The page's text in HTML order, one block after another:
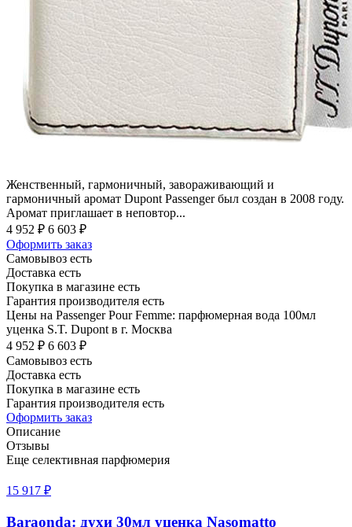
Женственный, гармоничный, завораживающий и
гармоничный аромат Dupont Passenger был создан в 2008 году.
Аромат приглашает в неповтор...
4 952 ₽ 6 603 ₽
Оформить заказ
Самовывоз есть
Доставка есть
Покупка в магазине есть
Гарантия производителя есть
Цены на Passenger Pour Femme: парфюмерная вода 100мл
уценка S.T. Dupont в г. Москва
4 952 ₽ 6 603 ₽
Самовывоз есть
Доставка есть
Покупка в магазине есть
Гарантия производителя есть
Оформить заказ
Описание
Отзывы
Еще селективная парфюмерия
15 917 ₽
Baraonda: духи 30мл уценка Nasomatto